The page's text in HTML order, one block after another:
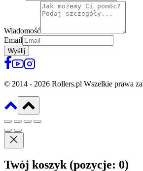
Wiadomość
Email
Wyślij
© 2014 - 2026 Rollers.pl Wszelkie prawa
Twój koszyk (pozycje: 0)